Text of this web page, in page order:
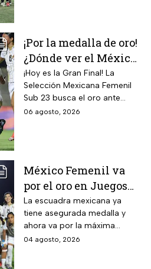
¡Por la medalla de oro!
¿Dónde ver el México
vs Colombia Femenil?
Así puedes seguir la
Gran Final EN VIVO
¡Hoy es la Gran Final! La
Selección Mexicana Femenil
Sub 23 busca el oro ante
Colombia en los Juegos
06 agosto, 2026
México Femenil va
por el oro en Juegos
Centroamericanos; ya
conoce a su rival
La escuadra mexicana ya
tiene asegurada medalla y
ahora va por la máxima
presea en los Juegos
04 agosto, 2026